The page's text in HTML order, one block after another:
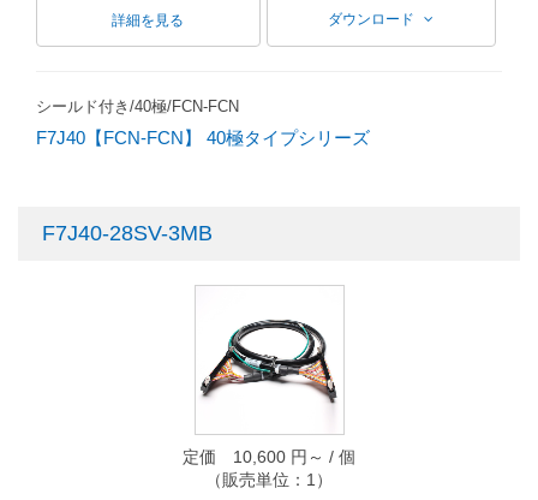
詳細を見る ダウンロード
シールド付き/40極/FCN-FCN
F7J40【FCN-FCN】 40極タイプシリーズ
F7J40-28SV-3MB
定価 10,600 円～ / 個
（販売単位：1）